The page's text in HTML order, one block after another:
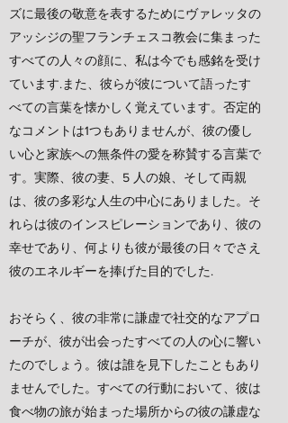
ズに最後の敬意を表するためにヴァレッタの
アッシジの聖フランチェスコ教会に集まった
すべての人々の顔に、私は今でも感銘を受け
ています.また、彼らが彼について語ったす
べての言葉を懐かしく覚えています。否定的
なコメントは1つもありませんが、彼の優し
い心と家族への無条件の愛を称賛する言葉で
す。実際、彼の妻、5 人の娘、そして両親
は、彼の多彩な人生の中心にありました。そ
れらは彼のインスピレーションであり、彼の
幸せであり、何よりも彼が最後の日々でさえ
彼のエネルギーを捧げた目的でした.
おそらく、彼の非常に謙虚で社交的なアプロ
ーチが、彼が出会ったすべての人の心に響い
たのでしょう。彼は誰を見下したこともあり
ませんでした。すべての行動において、彼は
食べ物の旅が始まった場所からの彼の謙虚な